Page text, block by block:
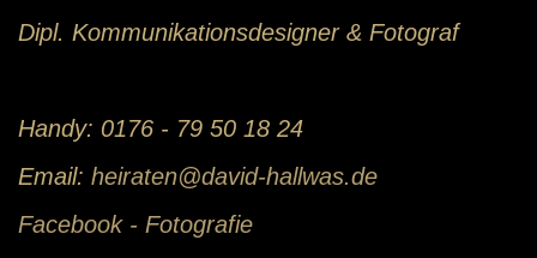
Dipl. Kommunikationsdesigner & Fotograf
Handy: 0176 - 79 50 18 24
Email: heiraten@david-hallwas.de
Facebook - Fotografie